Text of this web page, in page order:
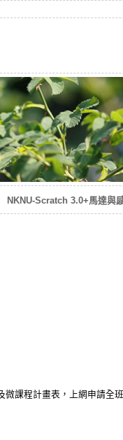
NKNU-Scratch 3.0+馬達與
課程計畫表，上網申請全